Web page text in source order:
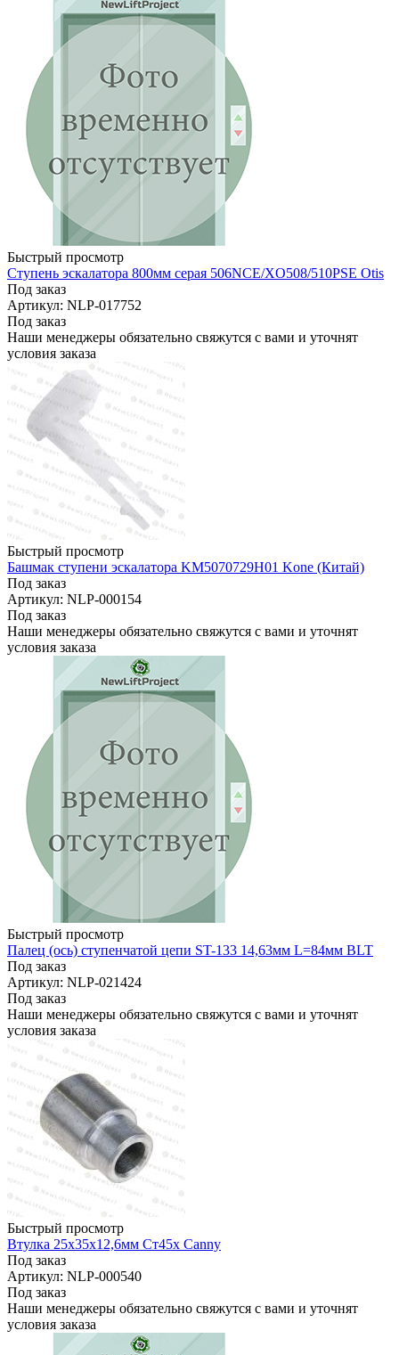
Быстрый просмотр
Ступень эскалатора 800мм серая 506NCE/XO508/510PSE Otis
Под заказ
Артикул: NLP-017752
Под заказ
Наши менеджеры обязательно свяжутся с вами и уточнят
условия заказа
Быстрый просмотр
Башмак ступени эскалатора KM5070729H01 Kone (Китай)
Под заказ
Артикул: NLP-000154
Под заказ
Наши менеджеры обязательно свяжутся с вами и уточнят
условия заказа
Быстрый просмотр
Палец (ось) ступенчатой цепи ST-133 14,63мм L=84мм BLT
Под заказ
Артикул: NLP-021424
Под заказ
Наши менеджеры обязательно свяжутся с вами и уточнят
условия заказа
Быстрый просмотр
Втулка 25х35х12,6мм Ст45х Canny
Под заказ
Артикул: NLP-000540
Под заказ
Наши менеджеры обязательно свяжутся с вами и уточнят
условия заказа